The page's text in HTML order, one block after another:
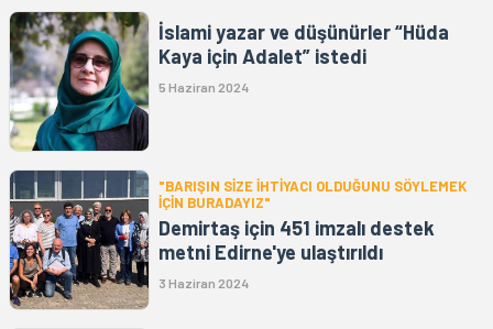
İslami yazar ve düşünürler “Hüda
Kaya için Adalet” istedi
5 Haziran 2024
"BARIŞIN SİZE İHTİYACI OLDUĞUNU SÖYLEMEK
İÇİN BURADAYIZ"
Demirtaş için 451 imzalı destek
metni Edirne'ye ulaştırıldı
3 Haziran 2024